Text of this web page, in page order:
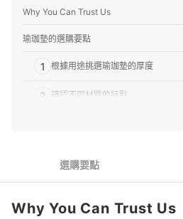
Why You Can Trust Us
瑜珈墊的選購要點
1 根據用途挑選瑜珈墊的厚度
2 確認不同材質的特點
5 選擇適當的長寬
6 附揹帶、收納袋較好攜帶
選購要點
Why You Can Trust Us